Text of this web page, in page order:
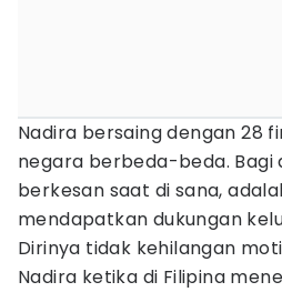
Nadira bersaing dengan 28
negara berbeda-beda. Bagi
berkesan saat di sana,
mendapatkan dukungan
Dirinya tidak kehilangan
Nadira ketika di Filipina